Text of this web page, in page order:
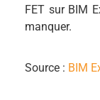
FET sur BIM
manquer.
Source : BIM